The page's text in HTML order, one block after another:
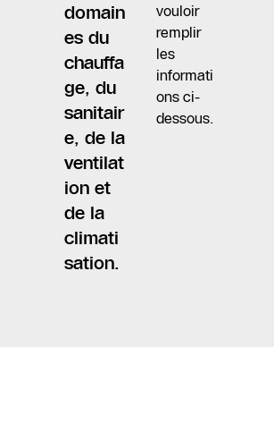
domain
es du
chauffa
ge, du
sanitair
e, de la
ventilat
ion et
de la
climati
sation.
vouloir
remplir
les
informati
ons ci-
dessous.